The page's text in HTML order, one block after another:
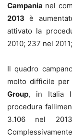
Campania nel
2013 è
attivato la
2010; 237 nel
Il quadro
molto difficile
Group, in Italia
procedura
3.106 nel